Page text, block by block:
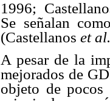
1996;
Se señalan
(Castellanos et
A pesar de la
mejorados de
objeto de